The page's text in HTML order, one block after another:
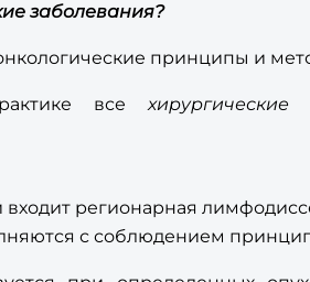
заболевания?
принципы и
всехирургические
регионарная
с соблюдением